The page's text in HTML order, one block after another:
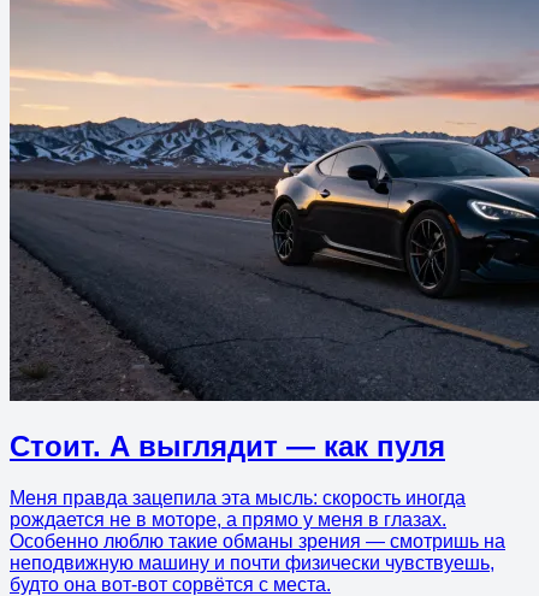
Стоит. А выглядит — как пуля
Меня правда зацепила эта мысль: скорость иногда
рождается не в моторе, а прямо у меня в глазах.
Особенно люблю такие обманы зрения — смотришь на
неподвижную машину и почти физически чувствуешь,
будто она вот-вот сорвётся с места.